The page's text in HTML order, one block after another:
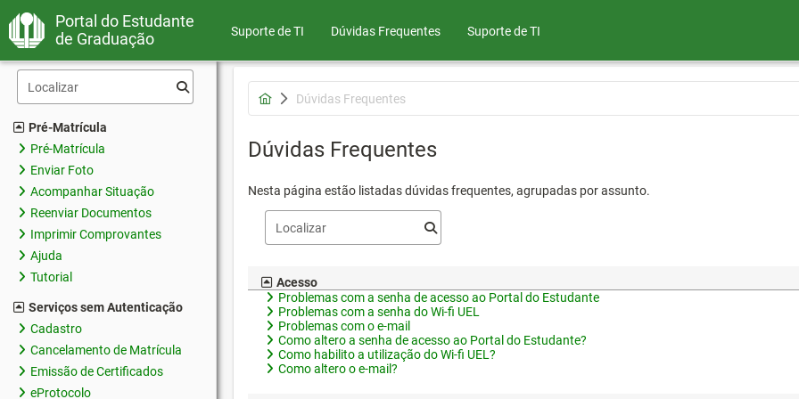
Portal do Estudante
de Graduação
Suporte de TI Dúvidas Frequentes Suporte de TI
Pré-Matrícula
Pré-Matrícula
Enviar Foto
Acompanhar Situação
Reenviar Documentos
Imprimir Comprovantes
Ajuda
Tutorial
Serviços sem Autenticação
Cadastro
Cancelamento de Matrícula
Emissão de Certificados
eProtocolo
Dúvidas Frequentes
Dúvidas Frequentes
Nesta página estão listadas dúvidas frequentes, agrupadas por assunto.
Acesso
Problemas com a senha de acesso ao Portal do Estudante
Problemas com a senha do Wi-fi UEL
Problemas com o e-mail
Como altero a senha de acesso ao Portal do Estudante?
Como habilito a utilização do Wi-fi UEL?
Como altero o e-mail?